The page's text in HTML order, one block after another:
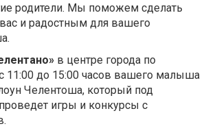
родители. Мы поможем сделать
и радостным для вашего
в центре города по
до 15:00 часов вашего малыша
Челентоша, который под
игры и конкурсы с